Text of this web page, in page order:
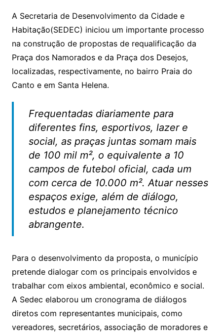
at
s
A
p
p
c
e
b
o
o
k
itt
er
ai
l
A Secretaria de Desenvolvimento da Cidade e
Habitação(SEDEC) iniciou um importante processo
na construção de propostas de requalificação da
Praça dos Namorados e da Praça dos Desejos,
localizadas, respectivamente, no bairro Praia do
Canto e em Santa Helena.
Frequentadas diariamente para
diferentes fins, esportivos, lazer e
social, as praças juntas somam mais
de 100 mil m², o equivalente a 10
campos de futebol oficial, cada um
com cerca de 10.000 m². Atuar nesses
espaços exige, além de diálogo,
estudos e planejamento técnico
abrangente.
Para o desenvolvimento da proposta, o município
pretende dialogar com os principais envolvidos e
trabalhar com eixos ambiental, econômico e social.
A Sedec elaborou um cronograma de diálogos
diretos com representantes municipais, como
vereadores, secretários, associação de moradores e